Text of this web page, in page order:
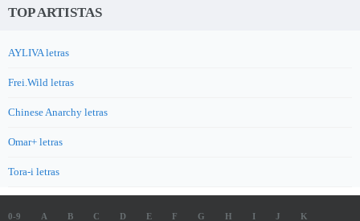
TOP ARTISTAS
AYLIVA letras
Frei.Wild letras
Chinese Anarchy letras
Omar+ letras
Tora-i letras
0-9 A B C D E F G H I J K